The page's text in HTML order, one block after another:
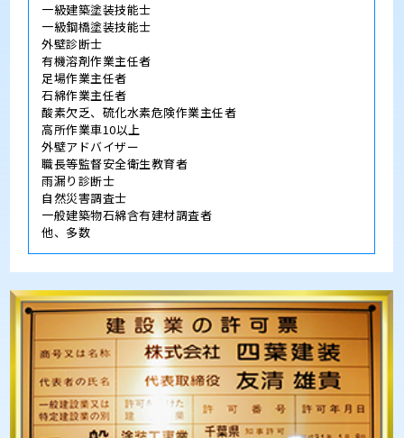
一級建築塗装技能士
一級鋼橋塗装技能士
外壁診断士
有機溶剤作業主任者
足場作業主任者
石綿作業主任者
酸素欠乏、硫化水素危険作業主任者
高所作業車10以上
外壁アドバイザー
職長等監督安全衛生教育者
雨漏り診断士
自然災害調査士
一般建築物石綿含有建材調査者
他、多数